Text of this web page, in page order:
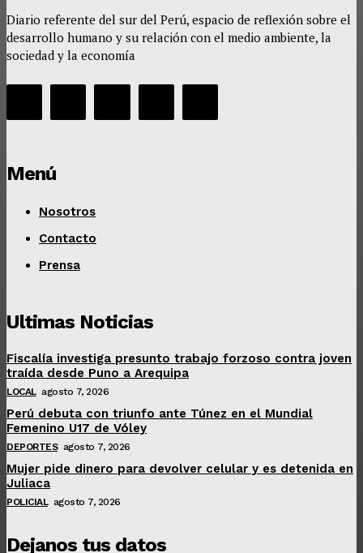
Diario referente del sur del Perú, espacio de reflexión sobre el
desarrollo humano y su relación con el medio ambiente, la
sociedad y la economía
Menú
Nosotros
Contacto
Prensa
Ultimas Noticias
Fiscalía investiga presunto trabajo forzoso contra joven
traída desde Puno a Arequipa
LOCAL agosto 7, 2026
Perú debuta con triunfo ante Túnez en el Mundial
Femenino U17 de Vóley
DEPORTES agosto 7, 2026
Mujer pide dinero para devolver celular y es detenida en
Juliaca
POLICIAL agosto 7, 2026
Dejanos tus datos